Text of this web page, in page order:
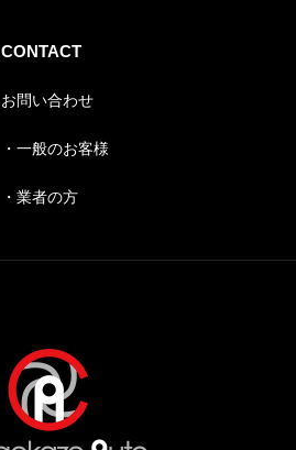
CONTACT
お問い合わせ
・一般のお客様
・業者の方